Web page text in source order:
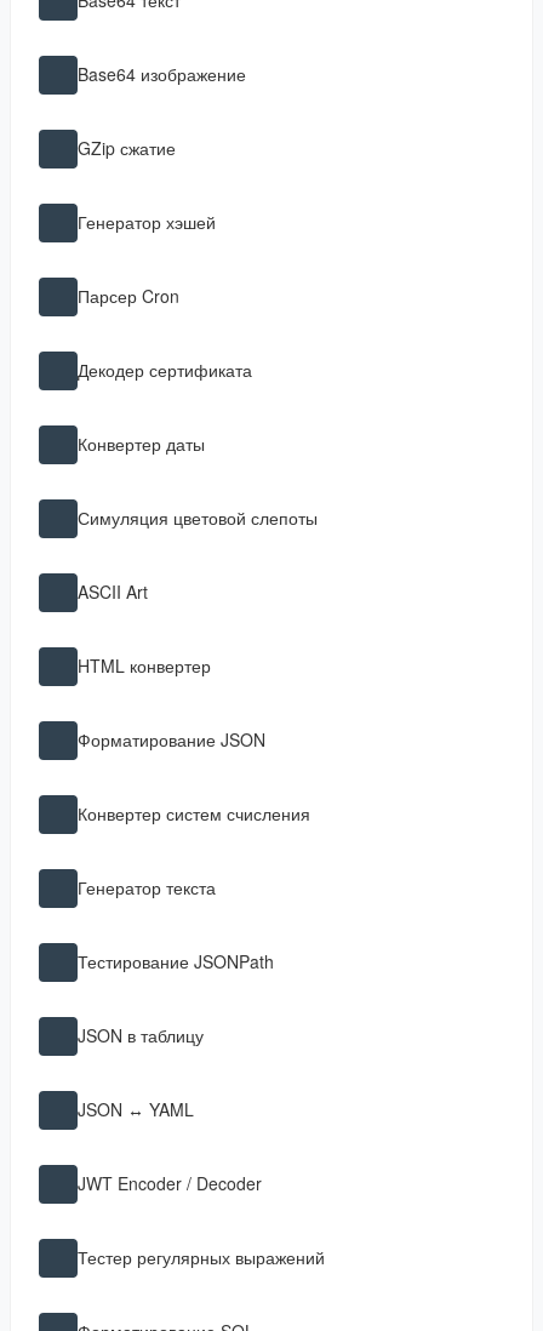
Base64 изображение
GZip сжатие
Генератор хэшей
Парсер Cron
Декодер сертификата
Конвертер даты
Симуляция цветовой слепоты
ASCII Art
HTML конвертер
Форматирование JSON
Конвертер систем счисления
Генератор текста
Тестирование JSONPath
JSON в таблицу
JSON ↔ YAML
JWT Encoder / Decoder
Тестер регулярных выражений